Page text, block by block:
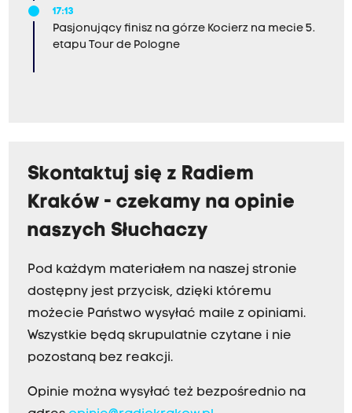
17:13
Pasjonujący finisz na górze Kocierz na mecie 5.
etapu Tour de Pologne
Skontaktuj się z Radiem
Kraków - czekamy na opinie
naszych Słuchaczy
Pod każdym materiałem na naszej stronie
dostępny jest przycisk, dzięki któremu
możecie Państwo wysyłać maile z opiniami.
Wszystkie będą skrupulatnie czytane i nie
pozostaną bez reakcji.
Opinie można wysyłać też bezpośrednio na